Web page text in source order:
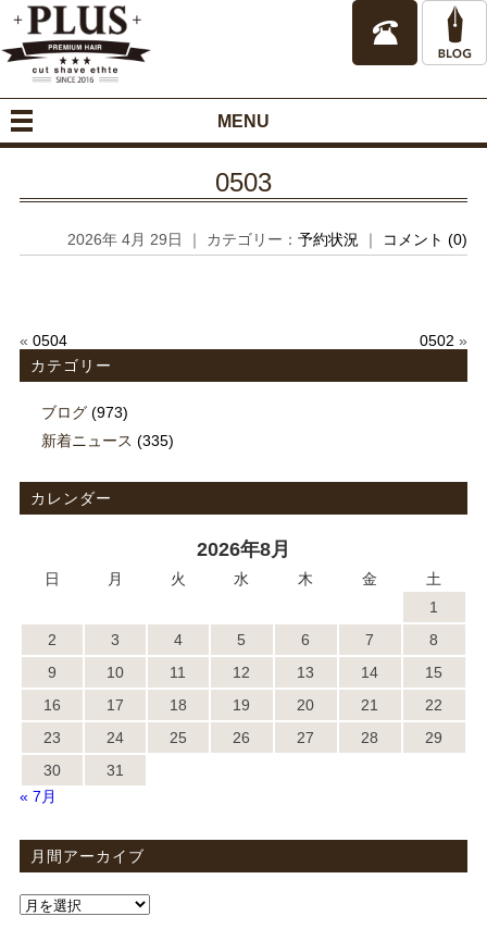
MENU
0503
2026年 4月 29日 ｜ カテゴリー：予約状況 ｜ コメント (0)
« 0504 0502 »
カテゴリー
ブログ(973)
新着ニュース (335)
カレンダー
2026年8月
日 月 火 水 木 金
土
1
2
3 4 5 6 7
8
9
10 11 12 13 14
15
16
17 18 19 20 21
22
23
24 25 26 27 28
29
30
31
« 7月
月間アーカイブ